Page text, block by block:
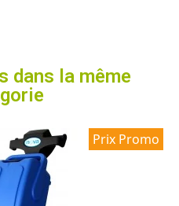
dans la même
Prix Promo